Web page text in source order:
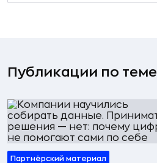
Публикации по теме
Партнёрский материал